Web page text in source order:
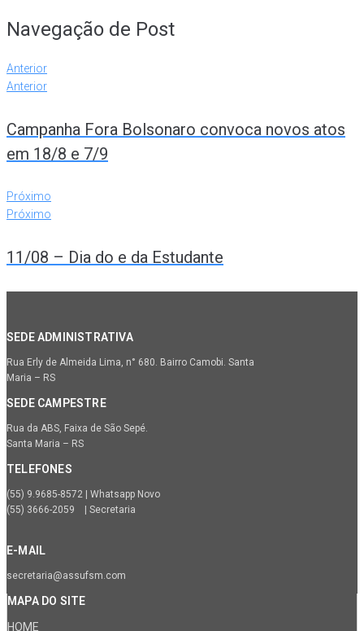
Navegação de Post
Anterior
Anterior
Campanha Fora Bolsonaro convoca novos atos
em 18/8 e 7/9
Próximo
Próximo
11/08 – Dia do e da Estudante
SEDE ADMINISTRATIVA
Rua Erly de Almeida Lima, n° 680. Bairro Camobi. Santa
Maria – RS
SEDE CAMPESTRE
Rua da ABS, Faixa de São Sepé.
Santa Maria – RS
TELEFONES
(55) 9.9685-8572 | Whatsapp Novo
(55) 3666-2059 | Secretaria
E-MAIL
secretaria@assufsm.com
MAPA DO SITE
HOME